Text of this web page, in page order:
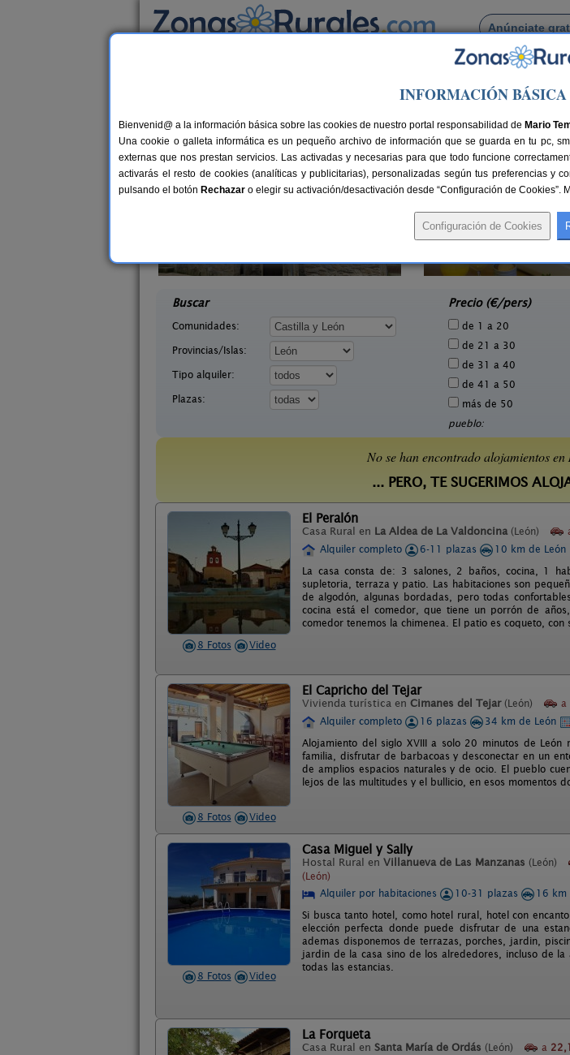
Anúnciate
Busca por pueblo
> La Virgen del Camino
Casas Rurales cerca de La Virgen del Camino
36 €
Planetancares
Buscar
Comunidades:
Provincias/Islas:
Tipo alquiler:
Plazas:
Precio (€/pers)
de 1 a 20
de 21 a 30
de 31 a 40
de 41 a 50
más de 50
pueblo:
No se han encontrado alojamientos en
... PERO, TE SUGERIMOS
8 Fotos Video
El Peralón
Casa Rural en La Aldea de La Valdoncina (León)
Alquiler completo
6-11 plazas
10 km de León
La casa consta de: 3 salones, 2 baños, cocina, 1
supletoria, terraza y patio. Las habitaciones son
de algodón, algunas bordadas, pero todas
cocina está el comedor, que tiene un porrón de
comedor tenemos la chimenea. El patio es coqueto, con
8 Fotos Video
El Capricho del Tejar
Vivienda turística en Cimanes del Tejar (León) a
Alquiler completo
16 plazas 34 km de León
Alojamiento del siglo XVIII a solo 20 minutos de
familia, disfrutar de barbacoas y desconectar en un
de amplios espacios naturales y de ocio. El pueblo
lejos de las multitudes y el bullicio, en esos momentos
8 Fotos Video
Casa Miguel y Sally
Hostal Rural en Villanueva de Las Manzanas (León)
(León)
Alquiler por habitaciones 10-31 plazas
16 km
Si busca tanto hotel, como hotel rural, hotel con
elección perfecta donde puede disfrutar de una
ademas disponemos de terrazas, porches, jardin,
jardin de la casa sino de los alrededores, incluso de
todas las estancias.
La Forqueta
Casa Rural en Santa María de Ordás (León) a
INFORMACIÓN
Bienvenid@ a la información básica sobre las cookies de nuestro portal responsabilidad de Mario
Una cookie o galleta informática es un pequeño archivo de información que se guarda en tu pc,
externas que nos prestan servicios. Las activadas y necesarias para que todo funcione
activarás el resto de cookies (analíticas y publicitarias), personalizadas según tus preferencias y
pulsando el botón Rechazar o elegir su activación/desactivación desde “Configuración de Cookies”.